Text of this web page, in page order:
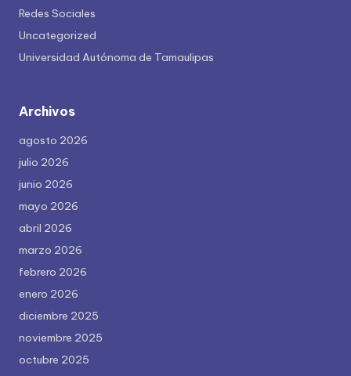
Redes Sociales
Uncategorized
Universidad Autónoma de Tamaulipas
Archivos
agosto 2026
julio 2026
junio 2026
mayo 2026
abril 2026
marzo 2026
febrero 2026
enero 2026
diciembre 2025
noviembre 2025
octubre 2025